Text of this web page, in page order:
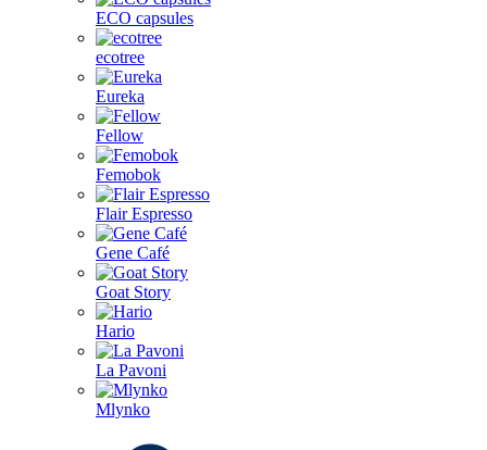
ECO capsules
ecotree
Eureka
Fellow
Femobok
Flair Espresso
Gene Café
Goat Story
Hario
La Pavoni
Mlynko